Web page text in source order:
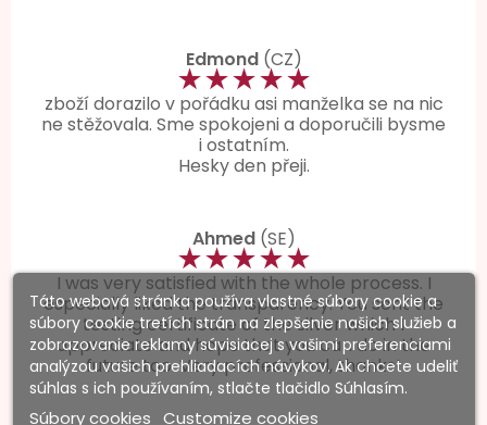
Edmond(CZ)
★★★★★
zboží dorazilo v pořádku asi manželka se na nic
ne stěžovala. Sme spokojeni a doporučili bysme
i ostatním.
Hesky den přeji.
Ahmed(SE)
★★★★★
I was very satisfied with the whole process. I
especially liked the transparency. You sent the
testing certificate of the silver which I
appreciate and hope that you can do in the
future too. Very professional, thanks!
Táto webová stránka používa vlastné súbory cookie a
súbory cookie tretích strán na zlepšenie našich služieb a
zobrazovanie reklamy súvisiacej s vašimi preferenciami
analýzou vašich prehliadacích návykov. Ak chcete udeliť
súhlas s ich používaním, stlačte tlačidlo Súhlasím.
Súbory cookies Customize cookies